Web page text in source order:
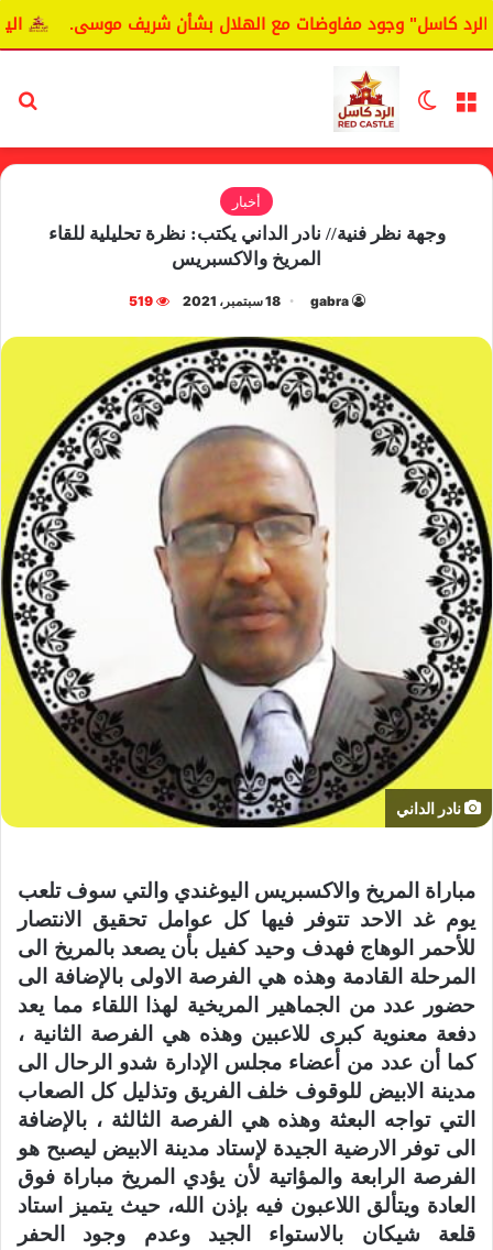
وجود مفاوضات مع الهلال بشأن شريف موسى. اليانغا
القائمة الوضع المظلم
أخبار
وجهة نظر فنية// نادر الداني يكتب: نظرة تحليلية للقاء
المريخ والاكسبريس
gabra 18 سبتمبر، 2021 519
نادر الداني
مباراة المريخ والاكسبريس اليوغندي والتي سوف تلعب
يوم غد الاحد تتوفر فيها كل عوامل تحقيق الانتصار
للأحمر الوهاج فهدف وحيد كفيل بأن يصعد بالمريخ الى
المرحلة القادمة وهذه هي الفرصة الاولى بالإضافة الى
حضور عدد من الجماهير المريخية لهذا اللقاء مما يعد
دفعة معنوية كبرى للاعبين وهذه هي الفرصة الثانية ،
كما أن عدد من أعضاء مجلس الإدارة شدو الرحال الى
مدينة الابيض للوقوف خلف الفريق وتذليل كل الصعاب
التي تواجه البعثة وهذه هي الفرصة الثالثة ، بالإضافة
الى توفر الارضية الجيدة لإستاد مدينة الابيض ليصبح هو
الفرصة الرابعة والمؤاتية لأن يؤدي المريخ مباراة فوق
العادة ويتألق اللاعبون فيه بإذن الله، حيث يتميز استاد
قلعة شيكان بالاستواء الجيد وعدم وجود الحفر